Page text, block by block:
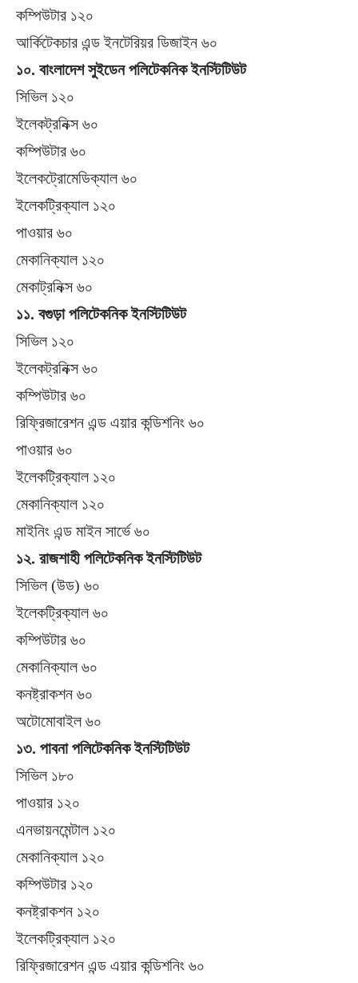
কম্পিউটার ১২০
আর্কিটেকচার এন্ড ইনটেরিয়র ডিজাইন ৬০
১০. বাংলাদেশ সুইডেন পলিটেকনিক ইনস্টিটিউট
সিভিল ১২০
ইলেকট্রনিক্স ৬০
কম্পিউটার ৬০
ইলেকট্রোমেডিক্যাল ৬০
ইলেকট্রিক্যাল ১২০
পাওয়ার ৬০
মেকানিক্যাল ১২০
মেকাট্রনিক্স ৬০
১১. বগুড়া পলিটেকনিক ইনস্টিটিউট
সিভিল ১২০
ইলেকট্রনিক্স ৬০
কম্পিউটার ৬০
রিফ্রিজারেশন এন্ড এয়ার কন্ডিশনিং ৬০
পাওয়ার ৬০
ইলেকট্রিক্যাল ১২০
মেকানিক্যাল ১২০
মাইনিং এন্ড মাইন সার্ভে ৬০
১২. রাজশাহী পলিটেকনিক ইনস্টিটিউট
সিভিল (উড) ৬০
ইলেকট্রিক্যাল ৬০
কম্পিউটার ৬০
মেকানিক্যাল ৬০
কনষ্ট্রাকশন ৬০
অটোমোবাইল ৬০
১৩. পাবনা পলিটেকনিক ইনস্টিটিউট
সিভিল ১৮০
পাওয়ার ১২০
এনভায়নমেন্টাল ১২০
মেকানিক্যাল ১২০
কম্পিউটার ১২০
কনষ্ট্রাকশন ১২০
ইলেকট্রিক্যাল ১২০
রিফ্রিজারেশন এন্ড এয়ার কন্ডিশনিং ৬০